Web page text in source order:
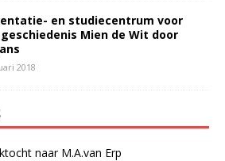
en studiecentrum voor
Mien de Wit door
2018
naar M.A.van Erp